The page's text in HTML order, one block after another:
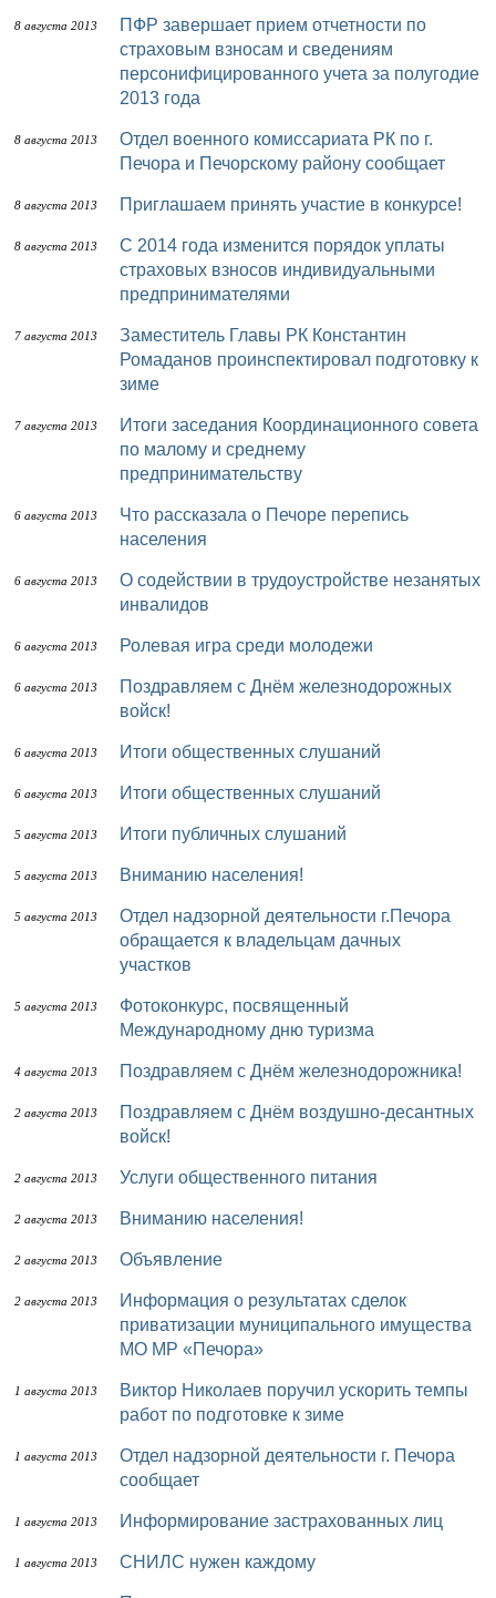
8 августа 2013
ПФР завершает прием отчетности по
страховым взносам и сведениям
персонифицированного учета за полугодие
2013 года
8 августа 2013
Отдел военного комиссариата РК по г.
Печора и Печорскому району сообщает
8 августа 2013 Приглашаем принять участие в конкурсе!
8 августа 2013
С 2014 года изменится порядок уплаты
страховых взносов индивидуальными
предпринимателями
7 августа 2013
Заместитель Главы РК Константин
Ромаданов проинспектировал подготовку к
зиме
7 августа 2013
Итоги заседания Координационного совета
по малому и среднему
предпринимательству
6 августа 2013
Что рассказала о Печоре перепись
населения
6 августа 2013
О содействии в трудоустройстве незанятых
инвалидов
6 августа 2013 Ролевая игра среди молодежи
6 августа 2013
Поздравляем с Днём железнодорожных
войск!
6 августа 2013 Итоги общественных слушаний
6 августа 2013 Итоги общественных слушаний
5 августа 2013 Итоги публичных слушаний
5 августа 2013 Вниманию населения!
5 августа 2013
Отдел надзорной деятельности г.Печора
обращается к владельцам дачных
участков
5 августа 2013
Фотоконкурс, посвященный
Международному дню туризма
4 августа 2013 Поздравляем с Днём железнодорожника!
2 августа 2013
Поздравляем с Днём воздушно-десантных
войск!
2 августа 2013 Услуги общественного питания
2 августа 2013 Вниманию населения!
2 августа 2013 Объявление
2 августа 2013
Информация о результатах сделок
приватизации муниципального имущества
МО МР «Печора»
1 августа 2013
Виктор Николаев поручил ускорить темпы
работ по подготовке к зиме
1 августа 2013
Отдел надзорной деятельности г. Печора
сообщает
1 августа 2013 Информирование застрахованных лиц
1 августа 2013 СНИЛС нужен каждому